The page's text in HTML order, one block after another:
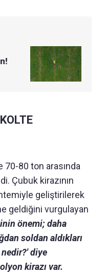
70-80 ton arasında
Çubuk kirazının
geliştirilerek
geldiğini vurgulayan
önemi; daha
soldan aldıkları
diye
kirazı var.